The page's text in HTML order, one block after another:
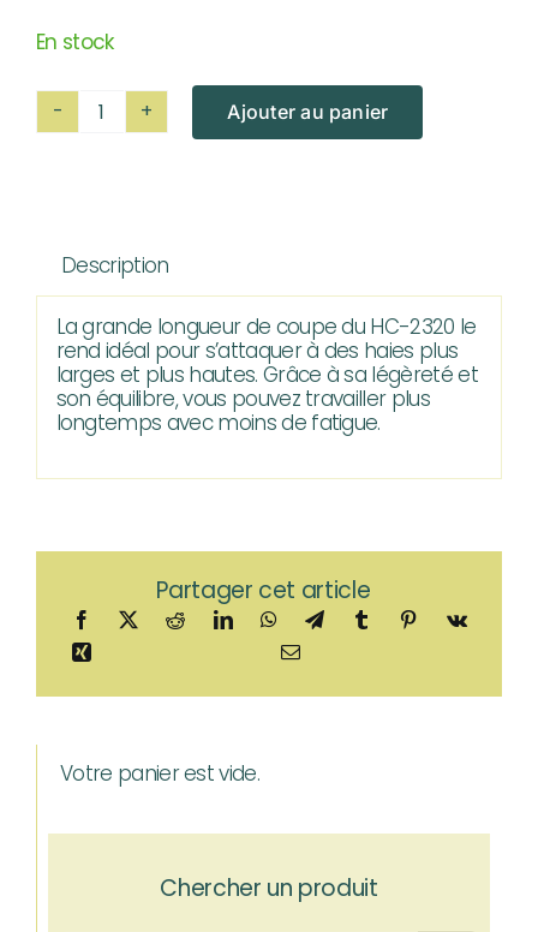
En stock
quantité
ECHO
HC-
2320
Ajouter au panier
Description
La grande longueur de coupe du HC-2320 le
rend idéal pour s’attaquer à des haies plus
larges et plus hautes. Grâce à sa légèreté et
son équilibre, vous pouvez travailler plus
longtemps avec moins de fatigue.
Partager cet article
Votre panier est vide.
Chercher un produit